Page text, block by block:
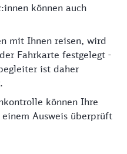
können auch
mit Ihnen reisen, wird
Fahrkarte festgelegt -
ist daher
können Ihre
Ausweis überprüft